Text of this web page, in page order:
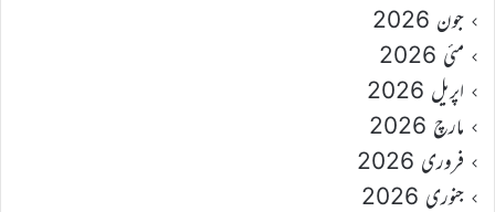
جون 2026
مئی 2026
اپریل 2026
مارچ 2026
فروری 2026
جنوری 2026